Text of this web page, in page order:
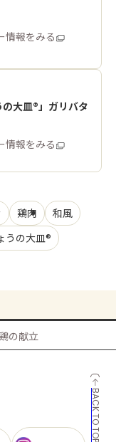
情報をみる
大皿®」ガリバタ
情報をみる
鶏肉
和風
うの大皿®
の献立
BACK TO TOP